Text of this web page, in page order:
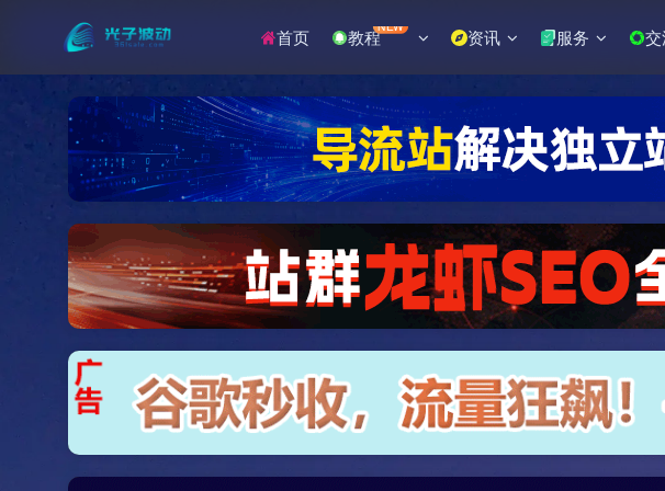
首页 教程NEW 资讯 服务